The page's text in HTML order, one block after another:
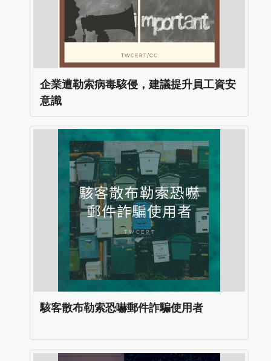
企業遭勒索病毒駭侵，建議提升員工資安
意識
駭客散布勒索恐嚇郵件詐騙使用者